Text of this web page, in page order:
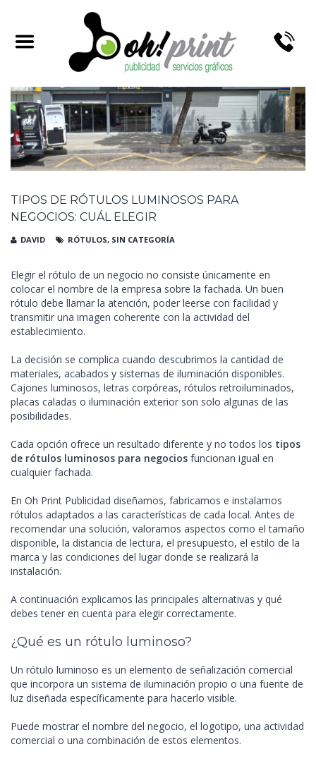
CATEGORY ARCHIVES:
TIPOS DE RÓTULOS LUMINOSOS PARA
NEGOCIOS: CUÁL ELEGIR
DAVID RÓTULOS, SIN CATEGORÍA
Elegir el rótulo de un negocio no consiste únicamente en
colocar el nombre de la empresa sobre la fachada. Un buen
rótulo debe llamar la atención, poder leerse con facilidad y
transmitir una imagen coherente con la actividad del
establecimiento.
La decisión se complica cuando descubrimos la cantidad de
materiales, acabados y sistemas de iluminación disponibles.
Cajones luminosos, letras corpóreas, rótulos retroiluminados,
placas caladas o iluminación exterior son solo algunas de las
posibilidades.
Cada opción ofrece un resultado diferente y no todos los tipos
de rótulos luminosos para negocios funcionan igual en
cualquier fachada.
En Oh Print Publicidad diseñamos, fabricamos e instalamos
rótulos adaptados a las características de cada local. Antes de
recomendar una solución, valoramos aspectos como el tamaño
disponible, la distancia de lectura, el presupuesto, el estilo de la
marca y las condiciones del lugar donde se realizará la
instalación.
A continuación explicamos las principales alternativas y qué
debes tener en cuenta para elegir correctamente.
¿Qué es un rótulo luminoso?
Un rótulo luminoso es un elemento de señalización comercial
que incorpora un sistema de iluminación propio o una fuente de
luz diseñada específicamente para hacerlo visible.
Puede mostrar el nombre del negocio, el logotipo, una actividad
comercial o una combinación de estos elementos.